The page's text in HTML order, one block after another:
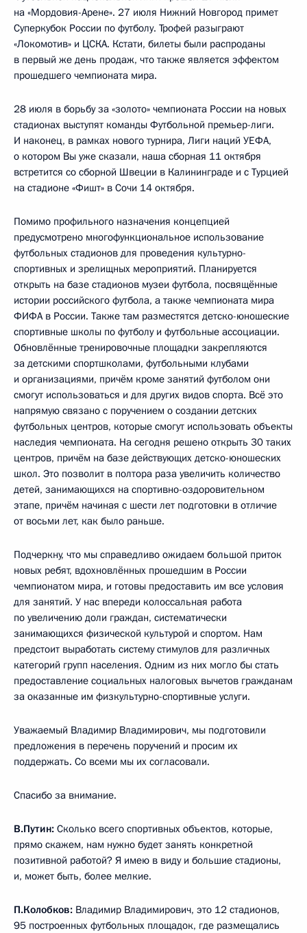
на «Мордовия-Арене». 27 июля Нижний Новгород примет
Суперкубок России по футболу. Трофей разыграют
«Локомотив» и ЦСКА. Кстати, билеты были распроданы
в первый же день продаж, что также является эффектом
прошедшего чемпионата мира.
28 июля в борьбу за «золото» чемпионата России на новых
стадионах выступят команды Футбольной премьер-лиги.
И наконец, в рамках нового турнира, Лиги наций УЕФА,
о котором Вы уже сказали, наша сборная 11 октября
встретится со сборной Швеции в Калининграде и с Турцией
на стадионе «Фишт» в Сочи 14 октября.
Помимо профильного назначения концепцией
предусмотрено многофункциональное использование
футбольных стадионов для проведения культурно-
спортивных и зрелищных мероприятий. Планируется
открыть на базе стадионов музеи футбола, посвящённые
истории российского футбола, а также чемпионата мира
ФИФА в России. Также там разместятся детско-юношеские
спортивные школы по футболу и футбольные ассоциации.
Обновлённые тренировочные площадки закрепляются
за детскими спортшколами, футбольными клубами
и организациями, причём кроме занятий футболом они
смогут использоваться и для других видов спорта. Всё это
напрямую связано с поручением о создании детских
футбольных центров, которые смогут использовать объекты
наследия чемпионата. На сегодня решено открыть 30 таких
центров, причём на базе действующих детско-юношеских
школ. Это позволит в полтора раза увеличить количество
детей, занимающихся на спортивно-оздоровительном
этапе, причём начиная с шести лет подготовки в отличие
от восьми лет, как было раньше.
Подчеркну, что мы справедливо ожидаем большой приток
новых ребят, вдохновлённых прошедшим в России
чемпионатом мира, и готовы предоставить им все условия
для занятий. У нас впереди колоссальная работа
по увеличению доли граждан, систематически
занимающихся физической культурой и спортом. Нам
предстоит выработать систему стимулов для различных
категорий групп населения. Одним из них могло бы стать
предоставление социальных налоговых вычетов гражданам
за оказанные им физкультурно-спортивные услуги.
Уважаемый Владимир Владимирович, мы подготовили
предложения в перечень поручений и просим их
поддержать. Со всеми мы их согласовали.
Спасибо за внимание.
В.Путин: Сколько всего спортивных объектов, которые,
прямо скажем, нам нужно будет занять конкретной
позитивной работой? Я имею в виду и большие стадионы,
и, может быть, более мелкие.
П.Колобков: Владимир Владимирович, это 12 стадионов,
95 построенных футбольных площадок, где размещались